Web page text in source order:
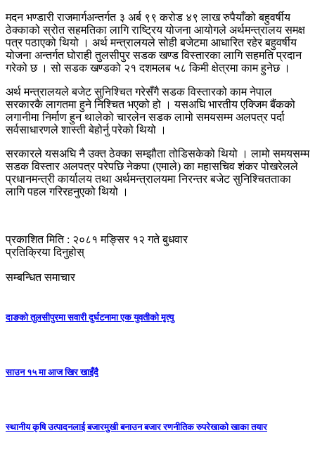
मदन भण्डारी राजमार्गअन्तर्गत ३ अर्ब ९९ करोड ४९ लाख रुपैयाँको बहुवर्षीय
ठेक्काको स्रोत सहमतिका लागि राष्ट्रिय योजना आयोगले अर्थमन्त्रालय समक्ष
पत्र पठाएको थियो । अर्थ मन्त्रालयले सोही बजेटमा आधारित रहेर बहुवर्षीय
योजना अन्तर्गत घोराही तुलसीपुर सडक खण्ड विस्तारका लागि सहमति प्रदान
गरेको छ । सो सडक खण्डको २१ दशमलब ५८ किमी क्षेत्रमा काम हुनेछ ।
अर्थ मन्त्रालयले बजेट सुनिश्चित गरेसँगै सडक विस्तारको काम नेपाल
सरकारकै लागतमा हुने निश्चित भएको हो । यसअघि भारतीय एक्जिम बैंकको
लगानीमा निर्माण हुन थालेको चारलेन सडक लामो समयसम्म अलपत्र पर्दा
सर्वसाधारणले शास्ती बेहोर्नु परेको थियो ।
सरकारले यसअघि नै उक्त ठेक्का सम्झौता तोडिसकेको थियो । लामो समयसम्म
सडक विस्तार अलपत्र परेपछि नेकपा (एमाले) का महासचिव शंकर पोखरेलले
प्रधानमन्त्री कार्यालय तथा अर्थमन्त्रालयमा निरन्तर बजेट सुनिश्चितताका
लागि पहल गरिरहनुएको थियो ।
प्रकाशित मिति : २०८१ मङ्सिर १२ गते बुधवार
प्रतिक्रिया दिनुहोस्
सम्बन्धित समाचार
दाङको तुलसीपुरमा सवारी दुर्घटनामा एक युवतीको मृत्यु
साउन १५ मा आज खिर खाइँदै
स्थानीय कृषि उत्पादनलाई बजारमुखी बनाउन बजार रणनीतिक रुपरेखाको खाका तयार